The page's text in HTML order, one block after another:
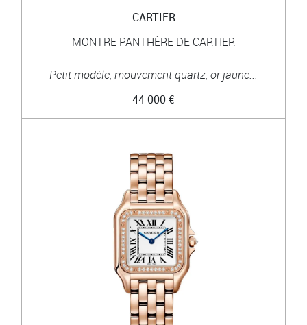
CARTIER
MONTRE PANTHÈRE DE CARTIER
Petit modèle, mouvement quartz, or jaune...
44 000 €